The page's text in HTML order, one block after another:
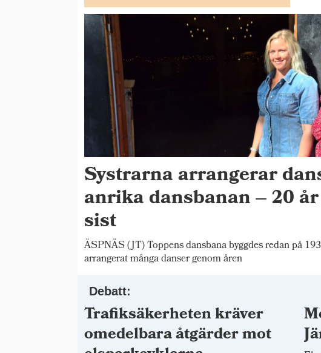
Systrarna arrangerar
anrika dansbanan – 20
sist
ÄSPNÄS (JT) Toppens dansbana byggdes redan på
arrangerat många danser genom åren
Debatt:
Trafiksäkerheten kräver
omedelbara åtgärder mot